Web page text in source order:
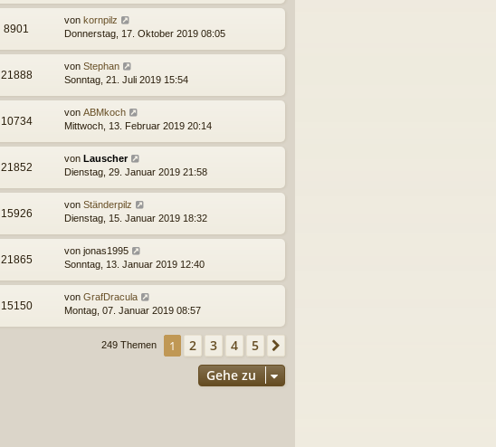
8901
von kornpilz
Donnerstag, 17. Oktober 2019 08:05
21888
von Stephan
Sonntag, 21. Juli 2019 15:54
10734
von ABMkoch
Mittwoch, 13. Februar 2019 20:14
21852
von Lauscher
Dienstag, 29. Januar 2019 21:58
15926
von Ständerpilz
Dienstag, 15. Januar 2019 18:32
21865
von jonas1995
Sonntag, 13. Januar 2019 12:40
15150
von GrafDracula
Montag, 07. Januar 2019 08:57
249 Themen 1 2 3 4 5
Gehe zu